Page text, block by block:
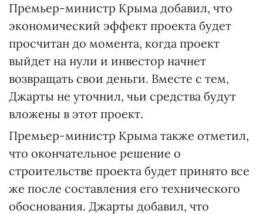
Премьер-министр Крыма добавил, что
экономический эффект проекта будет
просчитан до момента, когда проект
выйдет на нули и инвестор начнет
возвращать свои деньги. Вместе с тем,
Джарты не уточнил, чьи средства будут
вложены в этот проект.
Премьер-министр Крыма также отметил,
что окончательное решение о
строительстве проекта будет принято все
же после составления его технического
обоснования. Джарты добавил, что